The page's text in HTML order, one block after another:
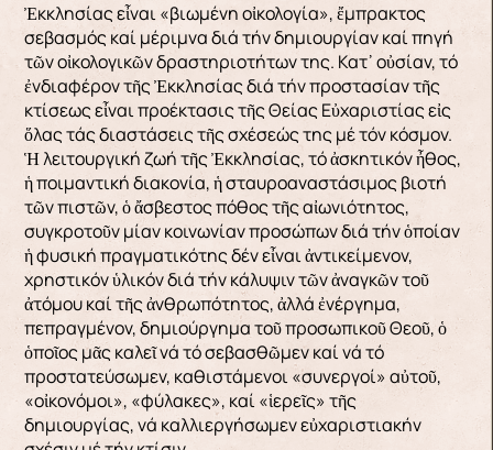
Ἐκκλησίας εἶναι «βιωμένη οἰκολογία», ἔμπρακτος
σεβασμός καί μέριμνα διά τήν δημιουργίαν καί πηγή
τῶν οἰκολογικῶν δραστηριοτήτων της. Κατ᾿ οὐσίαν, τό
ἐνδιαφέρον τῆς Ἐκκλησίας διά τήν προστασίαν τῆς
κτίσεως εἶναι προέκτασις τῆς Θείας Εὐχαριστίας εἰς
ὅλας τάς διαστάσεις τῆς σχέσεώς της μέ τόν κόσμον.
Ἡ λειτουργική ζωή τῆς Ἐκκλησίας, τό ἀσκητικόν ἦθος,
ἡ ποιμαντική διακονία, ἡ σταυροαναστάσιμος βιοτή
τῶν πιστῶν, ὁ ἄσβεστος πόθος τῆς αἰωνιότητος,
συγκροτοῦν μίαν κοινωνίαν προσώπων διά τήν ὁποίαν
ἡ φυσική πραγματικότης δέν εἶναι ἀντικείμενον,
χρηστικόν ὑλικόν διά τήν κάλυψιν τῶν ἀναγκῶν τοῦ
ἀτόμου καί τῆς ἀνθρωπότητος, ἀλλά ἐνέργημα,
πεπραγμένον, δημιούργημα τοῦ προσωπικοῦ Θεοῦ, ὁ
ὁποῖος μᾶς καλεῖ νά τό σεβασθῶμεν καί νά τό
προστατεύσωμεν, καθιστάμενοι «συνεργοί» αὐτοῦ,
«οἰκονόμοι», «φύλακες», καί «ἱερεῖς» τῆς
δημιουργίας, νά καλλιεργήσωμεν εὐχαριστιακήν